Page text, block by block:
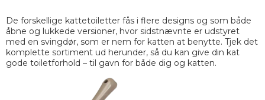
De forskellige kattetoiletter fås i flere designs og som både
åbne og lukkede versioner, hvor sidstnævnte er udstyret
med en svingdør, som er nem for katten at benytte. Tjek det
komplette sortiment ud herunder, så du kan give din kat
gode toiletforhold – til gavn for både dig og katten.